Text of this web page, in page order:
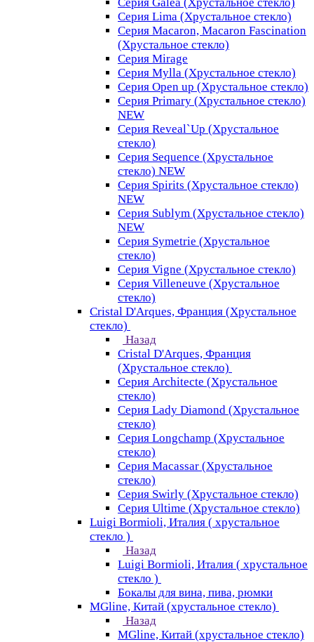
Серия Lima (Хрустальное стекло)
Серия Macaron, Macaron Fascination
(Хрустальное стекло)
Серия Mirage
Серия Mylla (Хрустальное стекло)
Серия Open up (Хрустальное стекло)
Серия Primary (Хрустальное стекло)
NEW
Серия Reveal`Up (Хрустальное
стекло)
Серия Sequence (Хрустальное
стекло) NEW
Серия Spirits (Хрустальное стекло)
NEW
Серия Sublym (Хрустальное стекло)
NEW
Серия Symetrie (Хрустальное
стекло)
Серия Vigne (Хрустальное стекло)
Серия Villeneuve (Хрустальное
стекло)
Cristal D'Arques, Франция (Хрустальное
стекло)
Назад
Cristal D'Arques, Франция
(Хрустальное стекло)
Серия Architecte (Хрустальное
стекло)
Серия Lady Diamond (Хрустальное
стекло)
Серия Longchamp (Хрустальное
стекло)
Серия Macassar (Хрустальное
стекло)
Серия Swirly (Хрустальное стекло)
Серия Ultime (Хрустальное стекло)
Luigi Bormioli, Италия ( хрустальное
стекло )
Назад
Luigi Bormioli, Италия ( хрустальное
стекло )
Бокалы для вина, пива, рюмки
MGline, Китай (хрустальное стекло)
Назад
MGline, Китай (хрустальное стекло)